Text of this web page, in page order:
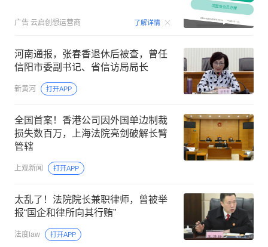
广告 云启创想运营商 了解详情 00:15
河南通报，张春香退休后被查，曾任
信阳市委副书记、省信访局局长
新黄河 打开APP
全国首案！香港公司因外国单边制裁
损失数百万，上海法院亮剑破解长臂
管辖
上观新闻 打开APP
太乱了！法院院长兼职律师，曾被举
报“国企和律所向其行贿”
法度law 打开APP